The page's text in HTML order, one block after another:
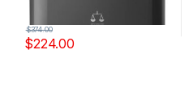
$224.00
$374.00